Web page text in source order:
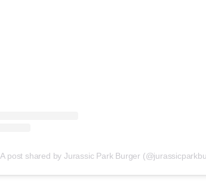
A post shared by Jurassic Park Burger